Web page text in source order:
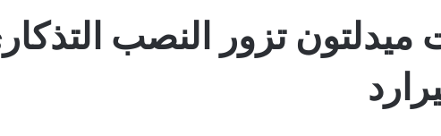
ميدلتون تزور النصب